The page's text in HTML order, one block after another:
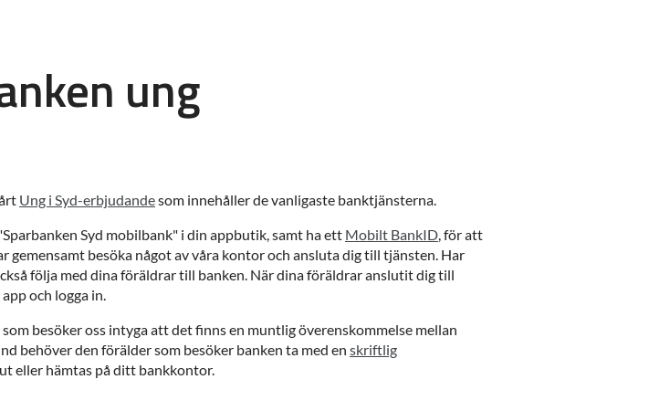
ung
Ung i Syd-erbjudandesom innehåller de vanligaste banktjänsterna.
Syd mobilbank" i din appbutik, samt ha ett Mobilt BankID, för att
besöka något av våra kontor och ansluta dig till tjänsten. Har
följa med dina föräldrar till banken. När dina föräldrar anslutit dig till
och logga in.
besöker oss intyga att det finns en muntlig överenskommelse mellan
behöver den förälder som besöker banken ta med en skriftlig
eller hämtas på ditt bankkontor.